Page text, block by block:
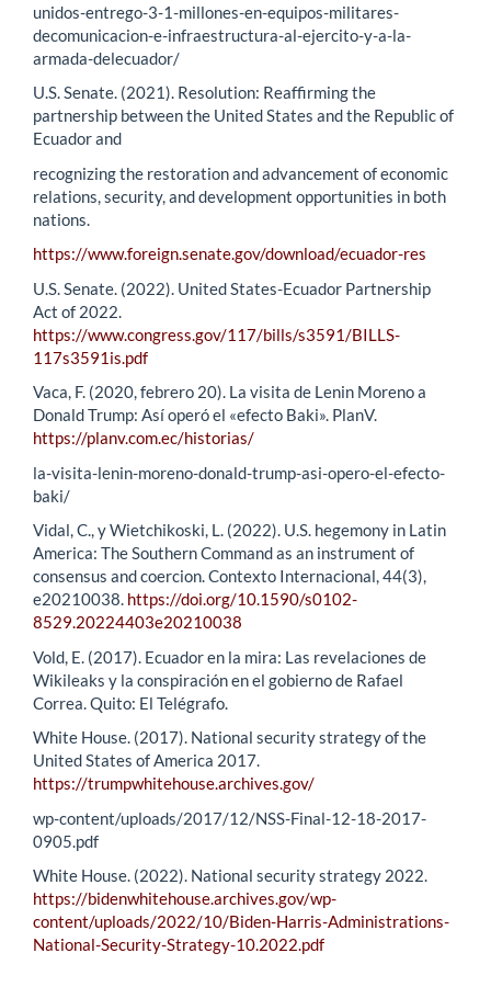
unidos-entrego-3-1-millones-en-equipos-militares-
decomunicacion-e-infraestructura-al-ejercito-y-a-la-
armada-delecuador/
U.S. Senate. (2021). Resolution: Reaffirming the
partnership between the United States and the Republic of
Ecuador and
recognizing the restoration and advancement of economic
relations, security, and development opportunities in both
nations.
https://www.foreign.senate.gov/download/ecuador-res
U.S. Senate. (2022). United States-Ecuador Partnership
Act of 2022.
https://www.congress.gov/117/bills/s3591/BILLS-
117s3591is.pdf
Vaca, F. (2020, febrero 20). La visita de Lenin Moreno a
Donald Trump: Así operó el «efecto Baki». PlanV.
https://planv.com.ec/historias/
la-visita-lenin-moreno-donald-trump-asi-opero-el-efecto-
baki/
Vidal, C., y Wietchikoski, L. (2022). U.S. hegemony in Latin
America: The Southern Command as an instrument of
consensus and coercion. Contexto Internacional, 44(3),
e20210038. https://doi.org/10.1590/s0102-
8529.20224403e20210038
Vold, E. (2017). Ecuador en la mira: Las revelaciones de
Wikileaks y la conspiración en el gobierno de Rafael
Correa. Quito: El Telégrafo.
White House. (2017). National security strategy of the
United States of America 2017.
https://trumpwhitehouse.archives.gov/
wp-content/uploads/2017/12/NSS-Final-12-18-2017-
0905.pdf
White House. (2022). National security strategy 2022.
https://bidenwhitehouse.archives.gov/wp-
content/uploads/2022/10/Biden-Harris-Administrations-
National-Security-Strategy-10.2022.pdf